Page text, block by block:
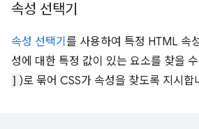
속성 선택기
속성 선택기 를 사용하여 특정 HTML 속
성에 대한 특정 값이 있는 요소를 찾을
] )로 묶어 CSS가 속성을 찾도록 지시합